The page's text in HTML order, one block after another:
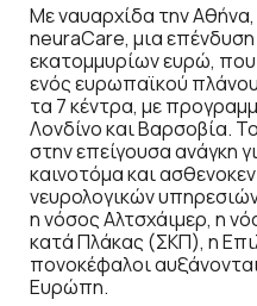
Με ναυαρχίδα την Αθήνα,
neuraCare, μια
εκατομμυρίων ευρώ,
ενός ευρωπαϊκού
τα 7 κέντρα, με
Λονδίνο και Βαρσοβία.
στην επείγουσα ανάγκη
καινοτόμα και
νευρολογικών
η νόσος Αλτσχάιμερ, η
κατά Πλάκας (ΣΚΠ), η
πονοκέφαλοι
Ευρώπη.